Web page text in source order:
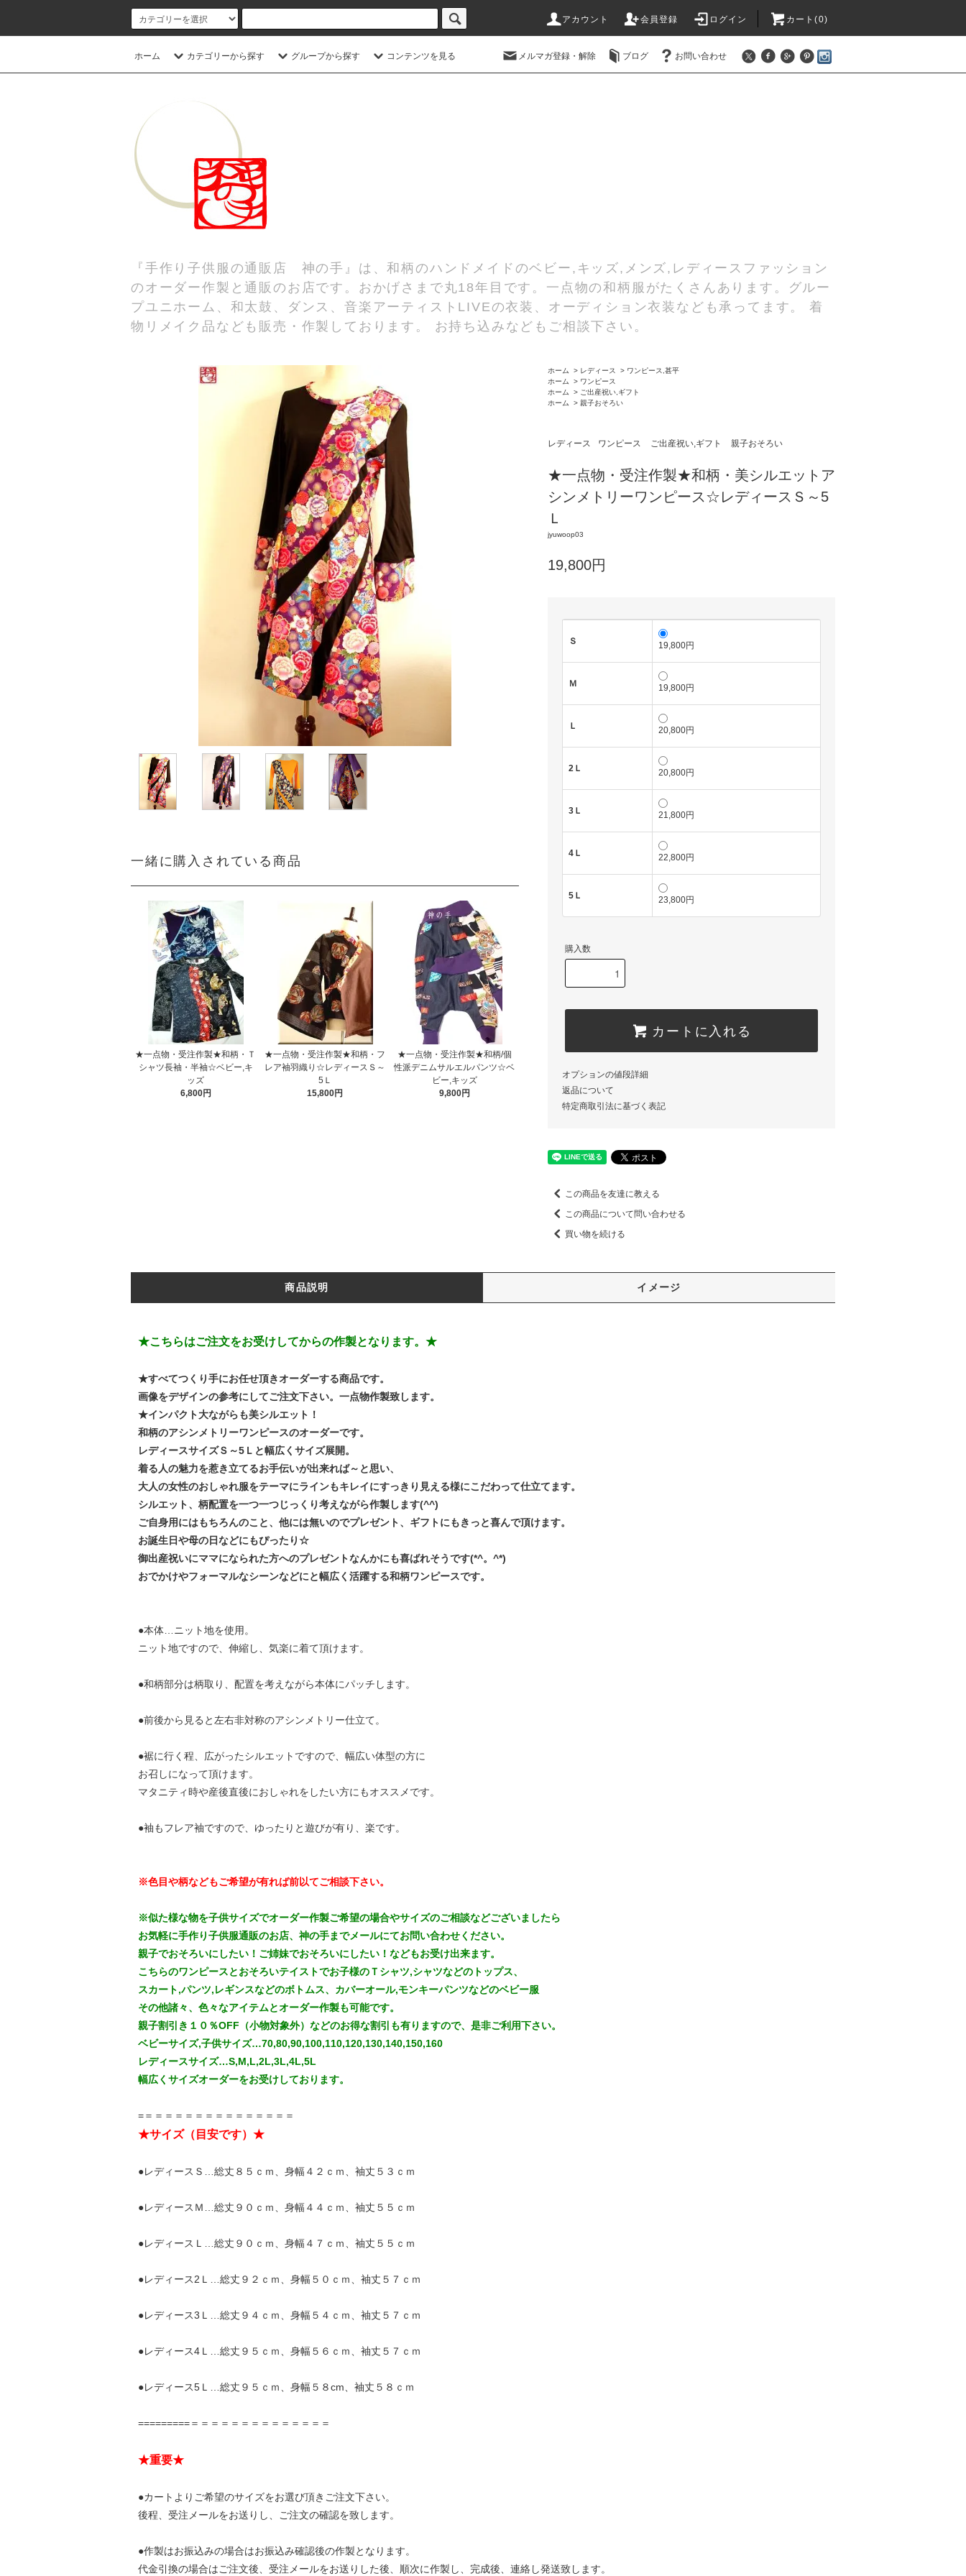
アカウント 会員登録 ログイン カート(0)
ホーム カテゴリーから探す グループから探す コンテンツを見る メルマガ登録・解除 ブログ お問い合わせ
『手作り子供服の通販店 神の手』は、和柄のハンドメイドのベビー,キッズ,メンズ,レディースファッション
のオーダー作製と通販のお店です。おかげさまで丸18年目です。一点物の和柄服がたくさんあります。グルー
プユニホーム、和太鼓、ダンス、音楽アーティストLIVEの衣装、オーディション衣装なども承ってます。 着
物リメイク品なども販売・作製しております。 お持ち込みなどもご相談下さい。
一緒に購入されている商品
★一点物・受注作製★和柄・Ｔ
シャツ長袖・半袖☆ベビー,キ
ッズ
6,800円
★一点物・受注作製★和柄・フ
レア袖羽織り☆レディースＳ～
5Ｌ
15,800円
★一点物・受注作製★和柄/個
性派デニムサルエルパンツ☆ベ
ビー,キッズ
9,800円
ホーム > レディース > ワンピース,甚平
ホーム
> ワンピース
ホーム
> ご出産祝い,ギフト
ホーム
> 親子おそろい
レディース ワンピース ご出産祝い,ギフト 親子おそろい
★一点物・受注作製★和柄・美シルエットア
シンメトリーワンピース☆レディースＳ～5
Ｌ
jyuwoop03
19,800円
Ｓ 19,800円
Ｍ 19,800円
Ｌ 20,800円
2Ｌ 20,800円
3Ｌ 21,800円
4Ｌ 22,800円
5Ｌ 23,800円
購入数
カートに入れる
オプションの値段詳細
返品について
特定商取引法に基づく表記
この商品を友達に教える
この商品について問い合わせる
買い物を続ける
商品説明 イメージ
★こちらはご注文をお受けしてからの作製となります。★
★すべてつくり手にお任せ頂きオーダーする商品です。
画像をデザインの参考にしてご注文下さい。一点物作製致します。
★インパクト大ながらも美シルエット！
和柄のアシンメトリーワンピースのオーダーです。
レディースサイズＳ～5Ｌと幅広くサイズ展開。
着る人の魅力を惹き立てるお手伝いが出来れば～と思い、
大人の女性のおしゃれ服をテーマにラインもキレイにすっきり見える様にこだわって仕立てます。
シルエット、柄配置を一つ一つじっくり考えながら作製します(^^)
ご自身用にはもちろんのこと、他には無いのでプレゼント、ギフトにもきっと喜んで頂けます。
お誕生日や母の日などにもぴったり☆
御出産祝いにママになられた方へのプレゼントなんかにも喜ばれそうです(*^。^*)
おでかけやフォーマルなシーンなどにと幅広く活躍する和柄ワンピースです。
●本体…ニット地を使用。
ニット地ですので、伸縮し、気楽に着て頂けます。
●和柄部分は柄取り、配置を考えながら本体にパッチします。
●前後から見ると左右非対称のアシンメトリー仕立て。
●裾に行く程、広がったシルエットですので、幅広い体型の方に
お召しになって頂けます。
マタニティ時や産後直後におしゃれをしたい方にもオススメです。
●袖もフレア袖ですので、ゆったりと遊びが有り、楽です。
※色目や柄などもご希望が有れば前以てご相談下さい。
※似た様な物を子供サイズでオーダー作製ご希望の場合やサイズのご相談などございましたら
お気軽に手作り子供服通販のお店、神の手までメールにてお問い合わせください。
親子でおそろいにしたい！ご姉妹でおそろいにしたい！などもお受け出来ます。
こちらのワンピースとおそろいテイストでお子様のＴシャツ,シャツなどのトップス、
スカート,パンツ,レギンスなどのボトムス、カバーオール,モンキーパンツなどのベビー服
その他諸々、色々なアイテムとオーダー作製も可能です。
親子割引き１０％OFF（小物対象外）などのお得な割引も有りますので、是非ご利用下さい。
ベビーサイズ,子供サイズ…70,80,90,100,110,120,130,140,150,160
レディースサイズ…S,M,L,2L,3L,4L,5L
幅広くサイズオーダーをお受けしております。
=＝＝＝＝＝＝＝＝＝＝＝＝＝＝＝
★サイズ（目安です）★
●レディースＳ…総丈８５ｃｍ、身幅４２ｃｍ、袖丈５３ｃｍ
●レディースＭ…総丈９０ｃｍ、身幅４４ｃｍ、袖丈５５ｃｍ
●レディースＬ…総丈９０ｃｍ、身幅４７ｃｍ、袖丈５５ｃｍ
●レディース2Ｌ…総丈９２ｃｍ、身幅５０ｃｍ、袖丈５７ｃｍ
●レディース3Ｌ…総丈９４ｃｍ、身幅５４ｃｍ、袖丈５７ｃｍ
●レディース4Ｌ…総丈９５ｃｍ、身幅５６ｃｍ、袖丈５７ｃｍ
●レディース5Ｌ…総丈９５ｃｍ、身幅５８cm、袖丈５８ｃｍ
=========＝＝＝＝＝＝＝＝＝＝＝＝＝＝
★重要★
●カートよりご希望のサイズをお選び頂きご注文下さい。
後程、受注メールをお送りし、ご注文の確認を致します。
●作製はお振込みの場合はお振込み確認後の作製となります。
代金引換の場合はご注文後、受注メールをお送りした後、順次に作製し、完成後、連絡し発送致します。